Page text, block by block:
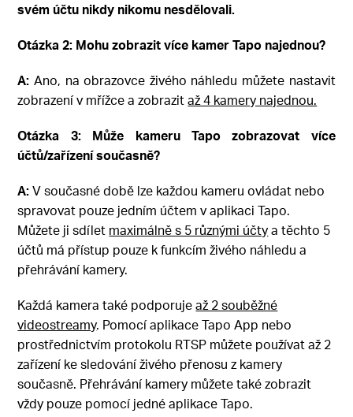
svém účtu nikdy nikomu nesdělovali.
Otázka 2: Mohu zobrazit více kamer Tapo najednou?
A: Ano, na obrazovce živého náhledu můžete nastavit
zobrazení v mřížce a zobrazitaž 4 kamery najednou.
Otázka 3: Může kameru Tapo zobrazovat více
účtů/zařízení současně?
A:V současné době lze každou kameru ovládat nebo
spravovat pouze jedním účtem v aplikaci Tapo.
Můžete ji sdílet maximálně s 5 různými účtya těchto 5
účtů má přístup pouze k funkcím živého náhledu a
přehrávání kamery.
Každá kamera také podporujeaž 2 souběžné
videostreamy. Pomocí aplikace Tapo App nebo
prostřednictvím protokolu RTSP můžete používat až 2
zařízení ke sledování živého přenosu z kamery
současně. Přehrávání kamery můžete také zobrazit
vždy pouze pomocí jedné aplikace Tapo.